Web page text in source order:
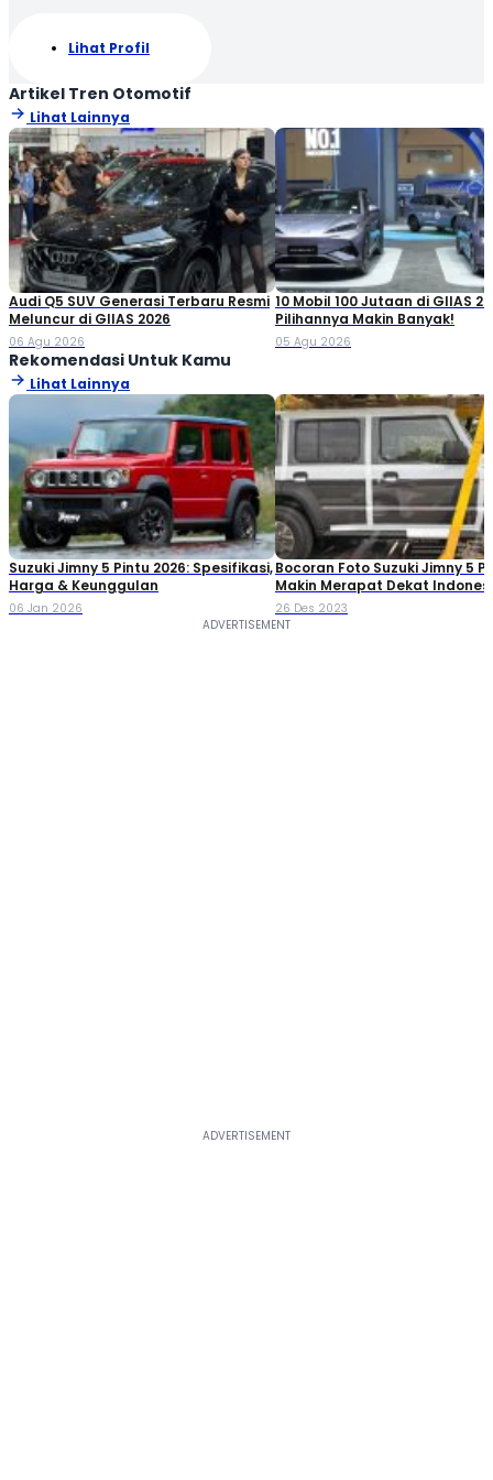
Lihat Profil
Artikel Tren Otomotif
Lihat Lainnya
Audi Q5 SUV Generasi Terbaru Resmi
Meluncur di GIIAS 2026
06 Agu 2026
10 Mobil 100 Jutaan di GIIAS
Pilihannya Makin Banyak!
05 Agu 2026
Rekomendasi Untuk Kamu
Lihat Lainnya
Suzuki Jimny 5 Pintu 2026: Spesifikasi,
Harga & Keunggulan
06 Jan 2026
Bocoran Foto Suzuki Jimny 5
Makin Merapat Dekat
26 Des 2023